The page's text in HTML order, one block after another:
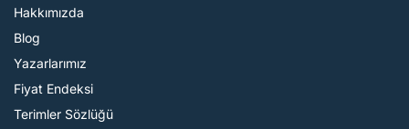
Hakkımızda
Blog
Yazarlarımız
Fiyat Endeksi
Terimler Sözlüğü